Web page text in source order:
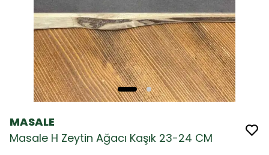
MASALE
Masale H Zeytin Ağacı Kaşık 23-24 CM